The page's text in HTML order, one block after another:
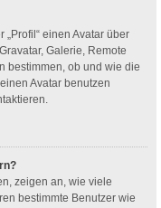
einen Avatar über
Galerie, Remote
bestimmen, ob und wie die
Avatar benutzen
zeigen an, wie viele
bestimmte Benutzer wie